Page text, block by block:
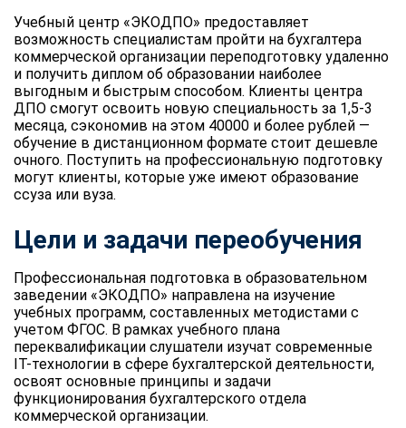
Учебный центр «ЭКОДПО» предоставляет
возможность специалистам пройти на бухгалтера
коммерческой организации переподготовку удаленно
и получить диплом об образовании наиболее
выгодным и быстрым способом. Клиенты центра
ДПО смогут освоить новую специальность за 1,5-3
месяца, сэкономив на этом 40000 и более рублей —
обучение в дистанционном формате стоит дешевле
очного. Поступить на профессиональную подготовку
могут клиенты, которые уже имеют образование
ссуза или вуза.
Цели и задачи переобучения
Профессиональная подготовка в образовательном
заведении «ЭКОДПО» направлена на изучение
учебных программ, составленных методистами с
учетом ФГОС. В рамках учебного плана
переквалификации слушатели изучат современные
IT-технологии в сфере бухгалтерской деятельности,
освоят основные принципы и задачи
функционирования бухгалтерского отдела
коммерческой организации.